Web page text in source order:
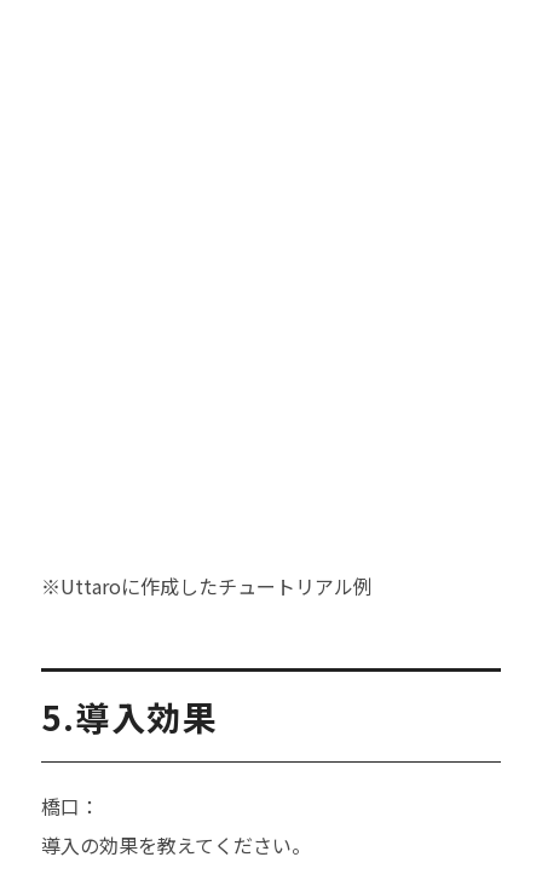
※Uttaroに作成したチュートリアル例
5.導入効果
橋口：
導入の効果を教えてください。